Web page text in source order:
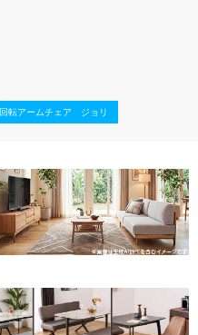
回転アームチェア ジョリ